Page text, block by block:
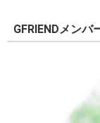
GFRIENDメン